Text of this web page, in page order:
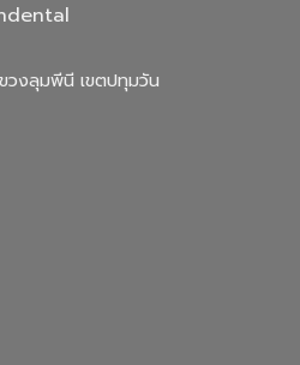
งลุมพีนี เขตปทุมวัน